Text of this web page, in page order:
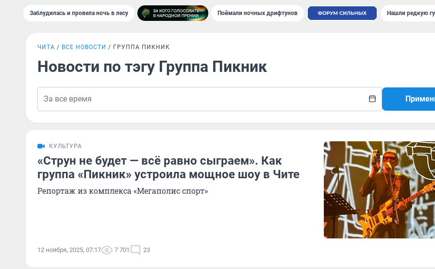
Заблудилась и провела ночь в лесу Поймали ночных дрифтунов Нашли редкую
ЧИТА ВСЕ НОВОСТИ ГРУППА ПИКНИК
Новости по тэгу Группа Пикник
КУЛЬТУРА
«Струн не будет — всё равно сыграем». Как
группа «Пикник» устроила мощное шоу в Чите
Репортаж из комплекса «Мегаполис спорт»
12 ноября, 2025, 07:17 7 701 23